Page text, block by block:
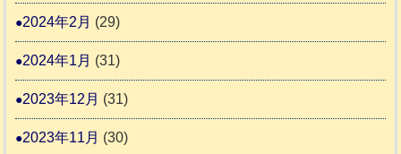
2024年2月 (29)
2024年1月 (31)
2023年12月 (31)
2023年11月 (30)